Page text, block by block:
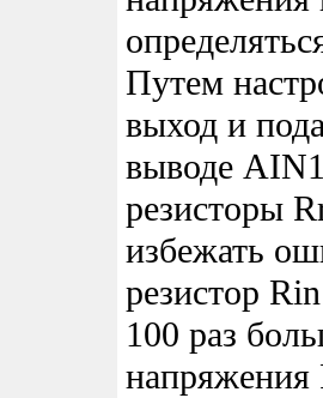
Путем
выход и
выводе
резисторы
избежать
резистор
100 раз
напряжения